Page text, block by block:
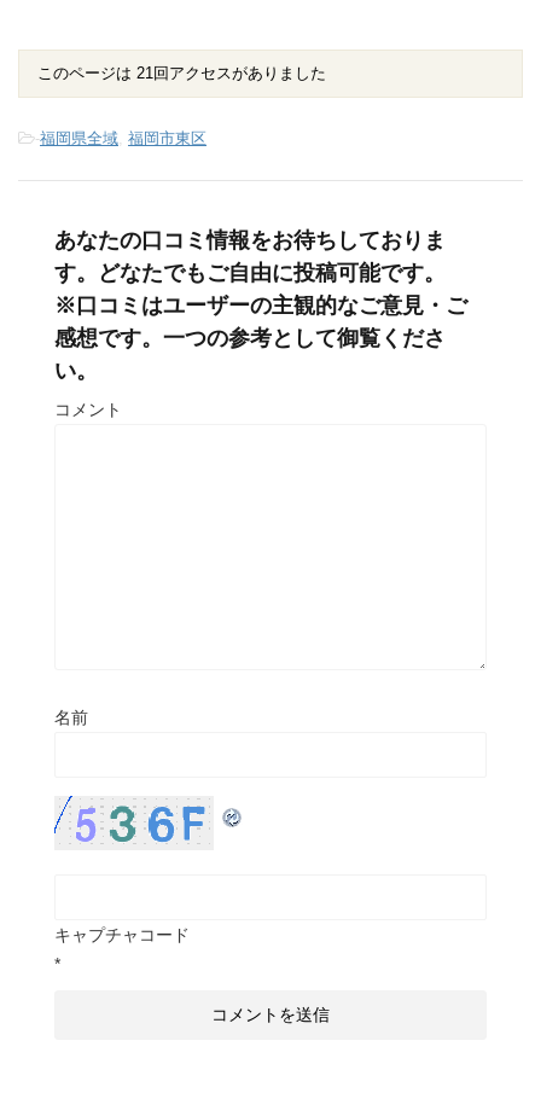
このページは 21回アクセスがありました
-福岡県全域, 福岡市東区
あなたの口コミ情報をお待ちしておりま
す。どなたでもご自由に投稿可能です。
※口コミはユーザーの主観的なご意見・ご
感想です。一つの参考として御覧くださ
い。
コメント
名前
キャプチャコード
*